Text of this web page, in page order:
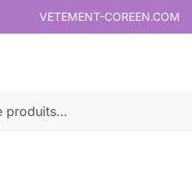
VETEMENT-COREEN.COM